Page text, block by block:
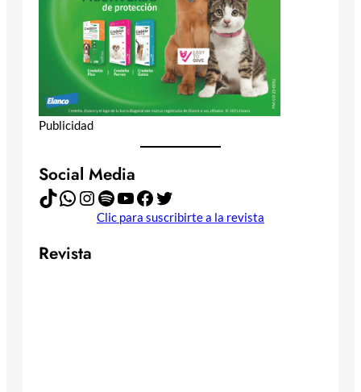
Publicidad
Social Media
TikTok WhatsApp Instagram Spotify YouTube Facebook Twitter
Clic para suscribirte a la revista
Revista